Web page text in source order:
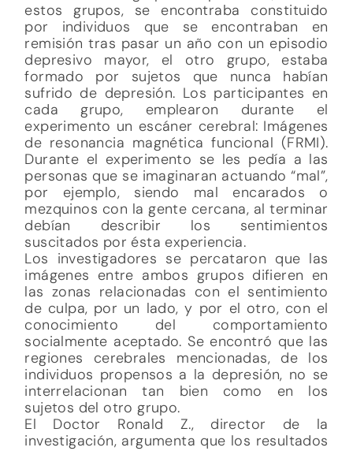
estos grupos, se encontraba constituido
por individuos que se encontraban en
remisión tras pasar un año con un episodio
depresivo mayor, el otro grupo, estaba
formado por sujetos que nunca habían
sufrido de depresión. Los participantes en
cada grupo, emplearon durante el
experimento un escáner cerebral: Imágenes
de resonancia magnética funcional (FRMI).
Durante el experimento se les pedía a las
personas que se imaginaran actuando “mal”,
por ejemplo, siendo mal encarados o
mezquinos con la gente cercana, al terminar
debían describir los sentimientos
suscitados por ésta experiencia.
Los investigadores se percataron que las
imágenes entre ambos grupos difieren en
las zonas relacionadas con el sentimiento
de culpa, por un lado, y por el otro, con el
conocimiento del comportamiento
socialmente aceptado. Se encontró que las
regiones cerebrales mencionadas, de los
individuos propensos a la depresión, no se
interrelacionan tan bien como en los
sujetos del otro grupo.
El Doctor Ronald Z., director de la
investigación, argumenta que los resultados